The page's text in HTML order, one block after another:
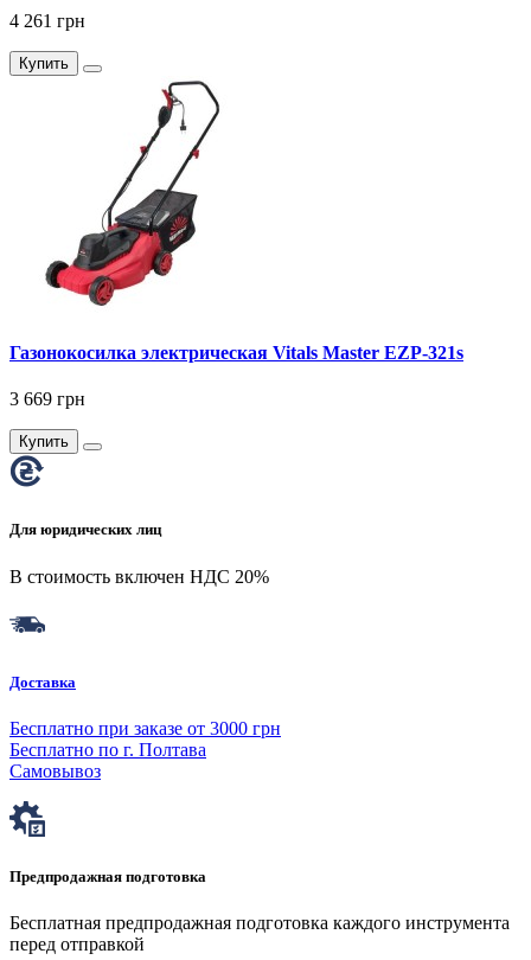
4 261 грн
Купить
Газонокосилка электрическая Vitals Master EZP-321s
3 669 грн
Купить
Для юридических лиц
В стоимость включен НДС 20%
Доставка
Бесплатно при заказе от 3000 грн
Бесплатно по г. Полтава
Самовывоз
Предпродажная подготовка
Бесплатная предпродажная подготовка каждого инструмента
перед отправкой